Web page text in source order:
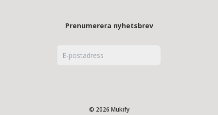
Prenumerera nyhetsbrev
© 2026 Mukify